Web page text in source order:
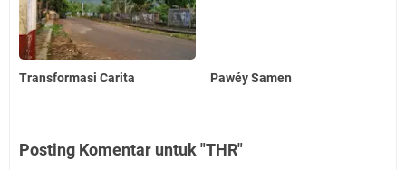
Transformasi Carita Pawéy Samen
Posting Komentar untuk "THR"